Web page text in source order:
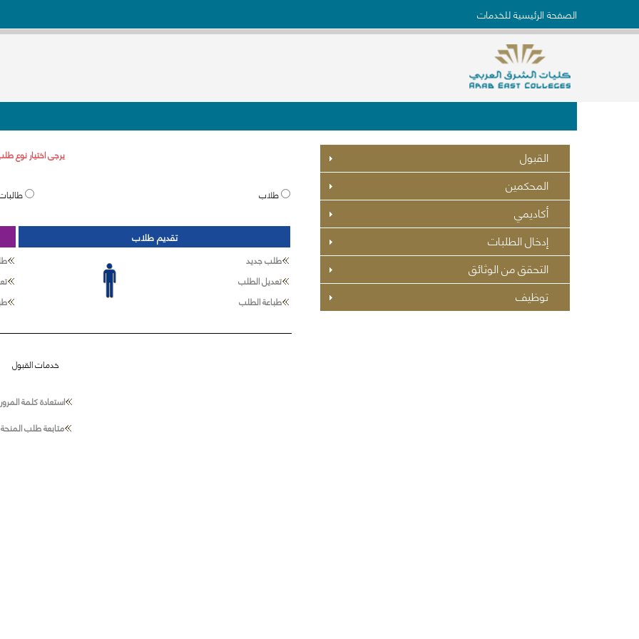
الصفحة الرئيسية للخدمات
القبول
المحكمين
أكاديمي
إدخال الطلبات
التحقق من الوثائق
توظيف
يرجى اختيار نوع
طلاب
تقديم طلاب
طلب جديد
تعديل الطلب
طباعة الطلب
خدمات القبول
استعادة كلمة المرور
متابعة طلب المنحة